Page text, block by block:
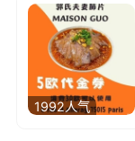
1992人气